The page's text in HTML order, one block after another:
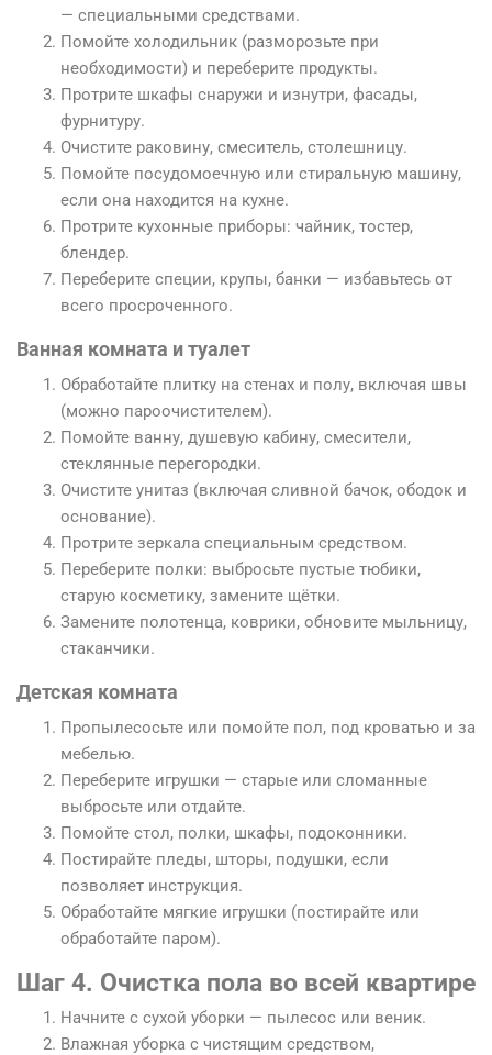
— специальными средствами.
Помойте холодильник (разморозьте при
необходимости) и переберите продукты.
Протрите шкафы снаружи и изнутри, фасады,
фурнитуру.
Очистите раковину, смеситель, столешницу.
Помойте посудомоечную или стиральную машину,
если она находится на кухне.
Протрите кухонные приборы: чайник, тостер,
блендер.
Переберите специи, крупы, банки — избавьтесь от
всего просроченного.
Ванная комната и туалет
Обработайте плитку на стенах и полу, включая швы
(можно пароочистителем).
Помойте ванну, душевую кабину, смесители,
стеклянные перегородки.
Очистите унитаз (включая сливной бачок, ободок и
основание).
Протрите зеркала специальным средством.
Переберите полки: выбросьте пустые тюбики,
старую косметику, замените щётки.
Замените полотенца, коврики, обновите мыльницу,
стаканчики.
Детская комната
Пропылесосьте или помойте пол, под кроватью и за
мебелью.
Переберите игрушки — старые или сломанные
выбросьте или отдайте.
Помойте стол, полки, шкафы, подоконники.
Постирайте пледы, шторы, подушки, если
позволяет инструкция.
Обработайте мягкие игрушки (постирайте или
обработайте паром).
Шаг 4. Очистка пола во всей квартире
Начните с сухой уборки — пылесос или веник.
Влажная уборка с чистящим средством,